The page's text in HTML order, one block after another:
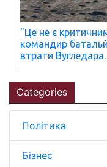
"Це не є
командир
втрати Вугледара.
Categories
Політика
Бізнес